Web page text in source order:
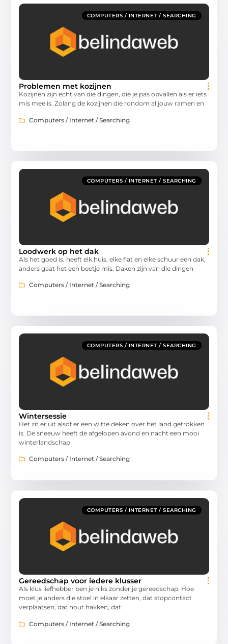
COMPUTERS / INTERNET / SEARCHING
Problemen met kozijnen
Kozijnen zijn echt van die dingen, die je pas opvallen als er iets
mis mee is. Zolang de kozijnen die rondom al jouw ramen en
Computers / Internet / Searching
COMPUTERS / INTERNET / SEARCHING
Loodwerk op het dak
Als het goed is, heeft elk huis, elke flat en elke schuur een dak,
anders gaat het een beetje mis. Daken zijn van die dingen
Computers / Internet / Searching
COMPUTERS / INTERNET / SEARCHING
Wintersessie
Het zit er uit alsof er een witte deken over het land getrokken
is. De sneeuw heeft de afgelopen avond en nacht een mooi
winterlandschap
Computers / Internet / Searching
COMPUTERS / INTERNET / SEARCHING
Gereedschap voor iedere klusser
Als klus liefhebber ben je niks zonder je gereedschap. Hoe
moet je anders die stoel in elkaar zetten, dat stopcontact
verplaatsen, dat hout hakken, dat
Computers / Internet / Searching